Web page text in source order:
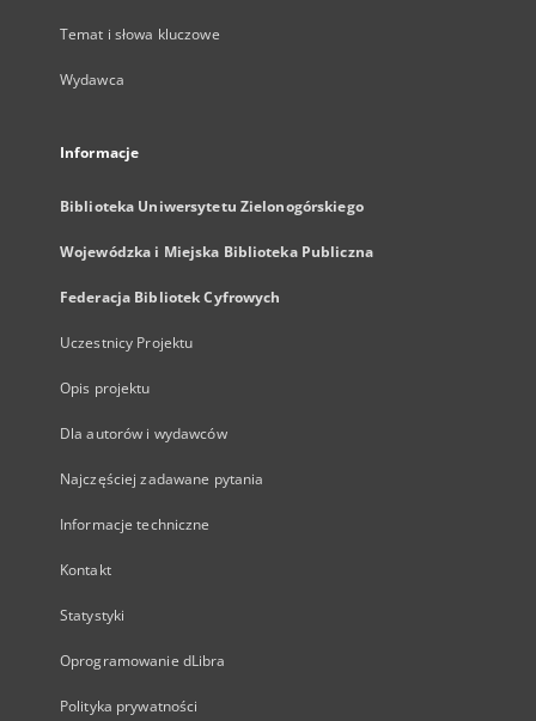
Temat i słowa kluczowe
Wydawca
Informacje
Biblioteka Uniwersytetu Zielonogórskiego
Wojewódzka i Miejska Biblioteka Publiczna
Federacja Bibliotek Cyfrowych
Uczestnicy Projektu
Opis projektu
Dla autorów i wydawców
Najczęściej zadawane pytania
Informacje techniczne
Kontakt
Statystyki
Oprogramowanie dLibra
Polityka prywatności